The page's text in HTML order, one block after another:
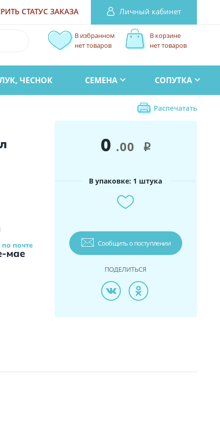
СТАТУС ЗАКАЗА Личный кабинет
В корзине
нет товаров
В избранном
нет товаров
ЧЕСНОК СЕМЕНА СОПУТКА
Распечатать
почте
мае
0 .00 i
В упаковке: 1 штука
Сообщить о поступлении
ПОДЕЛИТЬСЯ